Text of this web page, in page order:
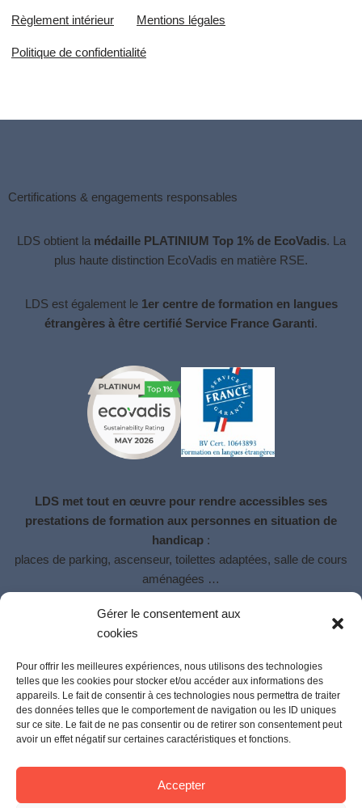
Gérer le consentement aux
cookies
Pour offrir les meilleures expériences, nous utilisons des technologies
telles que les cookies pour stocker et/ou accéder aux informations des
appareils. Le fait de consentir à ces technologies nous permettra de traiter
des données telles que le comportement de navigation ou les ID uniques
sur ce site. Le fait de ne pas consentir ou de retirer son consentement peut
avoir un effet négatif sur certaines caractéristiques et fonctions.
Accepter
Règlement intérieur Mentions légales
Politique de confidentialité
Certifications & engagements responsables
LDS obtient la médaille PLATINIUM Top 1% de EcoVadis. La
plus haute distinction EcoVadis en matière RSE.
LDS est également le 1er centre de formation en langues
étrangères à être certifié Service France Garanti.
LDS met tout en œuvre pour rendre accessibles ses
prestations de formation aux personnes en situation de
handicap :
places de parking, ascenseur, toilettes adaptées, salle de cours
aménagées …
pour l’accompagner si besoin.
Le travail du formateur intégrera les caractéristiques du handicap